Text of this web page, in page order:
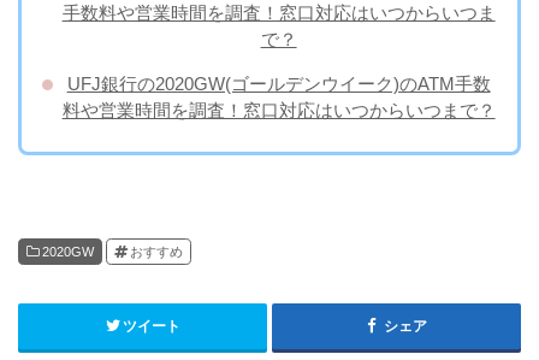
手数料や営業時間を調査！窓口対応はいつからいつま
で？
UFJ銀行の2020GW(ゴールデンウイーク)のATM手数
料や営業時間を調査！窓口対応はいつからいつまで？
2020GW おすすめ
ツイート シェア